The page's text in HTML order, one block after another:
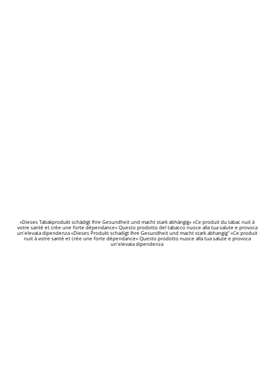
«Dieses Tabakprodukt schädigt Ihre Gesundheit und macht stark abhängig» «Ce produit du tabac nuit à
votre santé et crée une forte dépendance» Questo prodotto del tabacco nuoce alla tua salute e provoca
un'elevata dipendenza «Dieses Produkt schadigt Ihre Gesundheit und macht stark abhangig" «Ce produit
nuit à votre santé et crée une forte dépendance» Questo prodotto nuoce alla tua salute e provoca
un'elevata dipendenza